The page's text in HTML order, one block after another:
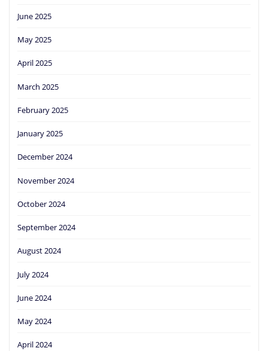
June 2025
May 2025
April 2025
March 2025
February 2025
January 2025
December 2024
November 2024
October 2024
September 2024
August 2024
July 2024
June 2024
May 2024
April 2024